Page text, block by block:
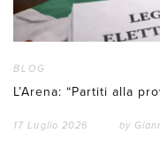
BLOG
L’Arena: “Partiti alla
17 Luglio 2026 by